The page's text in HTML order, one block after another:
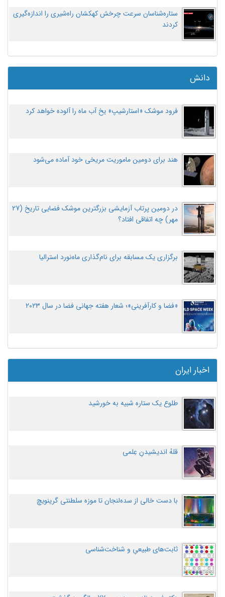
ستاره‌شناسان سرعت چرخش کهکشان راه‌شیری را اندازه‌گیری
کردند
دانش
فرود موشک «استارشیپ» یخ آب ماه را آلوده خواهد کرد
هند برای دومین ماموریت مریخی خود آماده می‌شود
در دومین پرتاب آزمایشی بزرگترین موشک فضایی تاریخ (27
مهر‌) چه اتفاقی افتاد؟
برگزاری یک مسابقه برای نام‌گذاری ماه‌نورد استرالیا
«فضا و کارآفرینی»؛ شعار هفته جهانی فضا در سال ۲۰۲۳
اخبار ایران
طلوع یک ستاره شبیه به خورشید
قلهُ اندیشیدنِ عِلمی
با دست خالی از سده‌لنجان تا موزه سلطنتی گرینویچ
ثابت‌های طبیعیِ و شناخت‌شناسی